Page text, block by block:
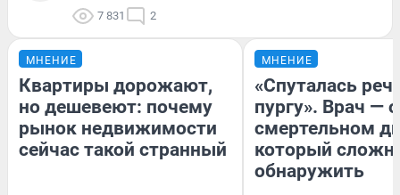
7 831 2
МНЕНИЕ
Квартиры дорожают,
но дешевеют: почему
рынок недвижимости
сейчас такой странный
МНЕНИЕ
«Спуталась
пургу». Врач — о
смертельном
который
обнаружить